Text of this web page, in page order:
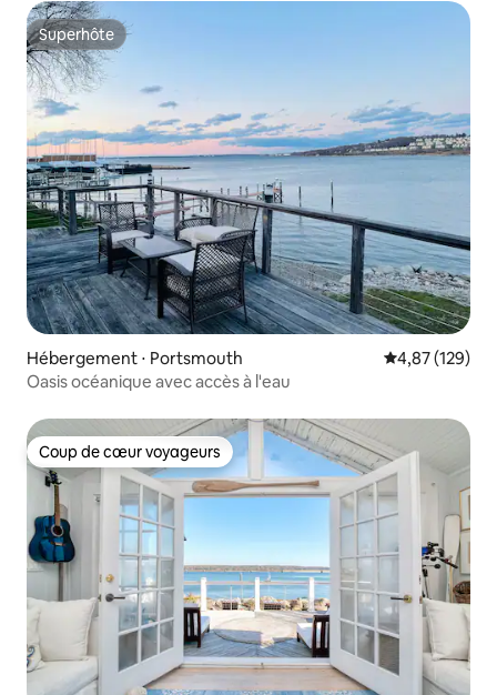
Superhôte
Superhôte
Hébergement ⋅ Portsmouth Évaluation
4,87 (129)
Oasis océanique avec accès à l'eau
Coup de cœur voyageurs
Coup de cœur voyageurs